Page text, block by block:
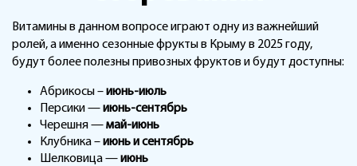
Витамины в данном вопросе играют одну из важнейший
ролей, а именно сезонные фрукты в Крыму в 2025 году,
будут более полезны привозных фруктов и будут доступны:
Абрикосы –июнь-июль
Персики —июнь-сентябрь
Черешня —май-июнь
Клубника –июнь и сентябрь
Шелковица —июнь